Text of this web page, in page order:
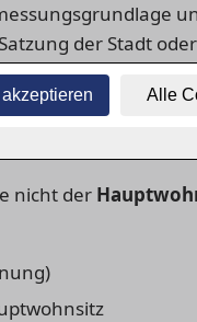
Alle
der Stadt oder
und typische
nicht der